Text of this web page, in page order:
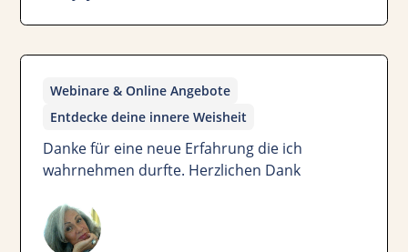
Webinare & Online Angebote
Entdecke deine innere Weisheit
Danke für eine neue Erfahrung die ich
wahrnehmen durfte. Herzlichen Dank